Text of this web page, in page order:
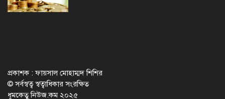
প্রকাশক : ফায়সাল মোহাম্মদ শিশির
© সর্বস্বত্ব স্বত্বাধিকার সংরক্ষিত
ধূমকেতু নিউজ.কম ২০২৫